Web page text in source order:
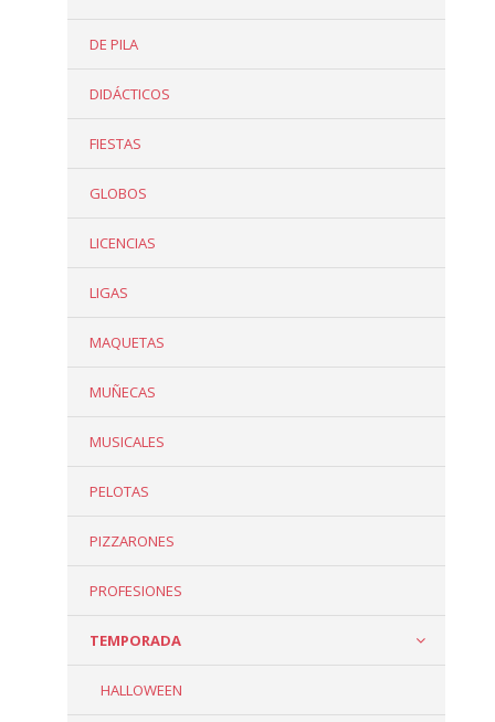
DE PILA
DIDÁCTICOS
FIESTAS
GLOBOS
LICENCIAS
LIGAS
MAQUETAS
MUÑECAS
MUSICALES
PELOTAS
PIZZARONES
PROFESIONES
TEMPORADA
HALLOWEEN